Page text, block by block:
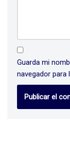
Guarda mi
navegador para